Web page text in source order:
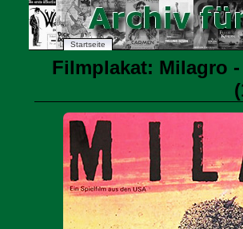
Startseite
Filmplakat: Milagro